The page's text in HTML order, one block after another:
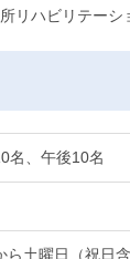
リハビリテーシ
名、午後10名
土曜日（祝日